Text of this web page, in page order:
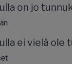
on jo
ei vielä ole